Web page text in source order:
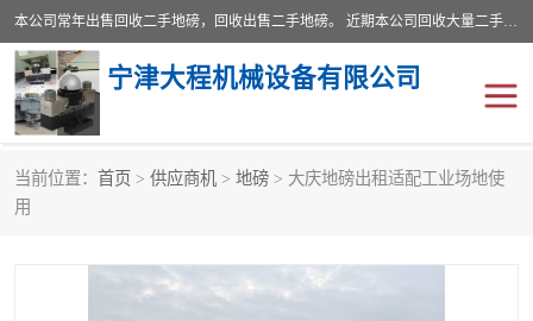
本公司常年出售回收二手地磅，回收出售二手地磅。 近期本公司回收大量二手地磅，型号齐全，宽度从2米到3.5米，长度5米到25米，承重吨位从10到200吨，成色7—9成新。 ? 使用年限6个月至2年，产品来源于个人闲置品，工矿企业停用品，因小换大而来。 精准度和新的一样， 二手地磅是内行人的选择，打个电话就省钱朋友您好等什么
宁津大程机械设备有限公司
当前位置： 首页 > 供应商机 > 地磅 > 大庆地磅出租适配工业场地使
用
地磅传感器 废纸打包机